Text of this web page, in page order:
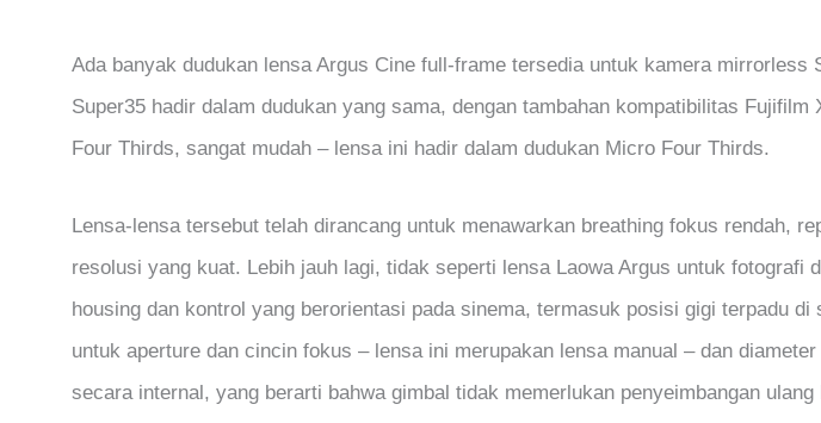
Ada banyak dudukan lensa Argus Cine full-frame tersedia untuk kamera
Super35 hadir dalam dudukan yang sama, dengan tambahan kompatibilitas
Four Thirds, sangat mudah – lensa ini hadir dalam dudukan Micro Four Thirds.
Lensa-lensa tersebut telah dirancang untuk menawarkan breathing fokus rendah,
resolusi yang kuat. Lebih jauh lagi, tidak seperti lensa Laowa Argus untuk fotografi
housing dan kontrol yang berorientasi pada sinema, termasuk posisi gigi terpadu
untuk aperture dan cincin fokus – lensa ini merupakan lensa manual – dan
secara internal, yang berarti bahwa gimbal tidak memerlukan penyeimbangan